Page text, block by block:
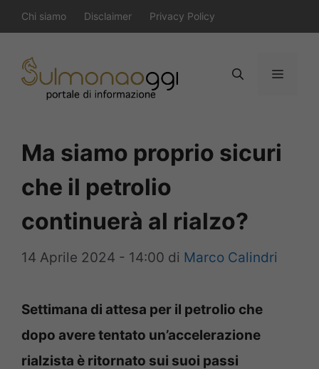
al
contenuto
Chi siamo Disclaimer Privacy Policy
Menu
Ma siamo proprio sicuri
che il petrolio
continuerà al rialzo?
14 Aprile 2024 - 14:00 di Marco Calindri
Settimana di attesa per il petrolio che
dopo avere tentato un’accelerazione
rialzista è ritornato sui suoi passi